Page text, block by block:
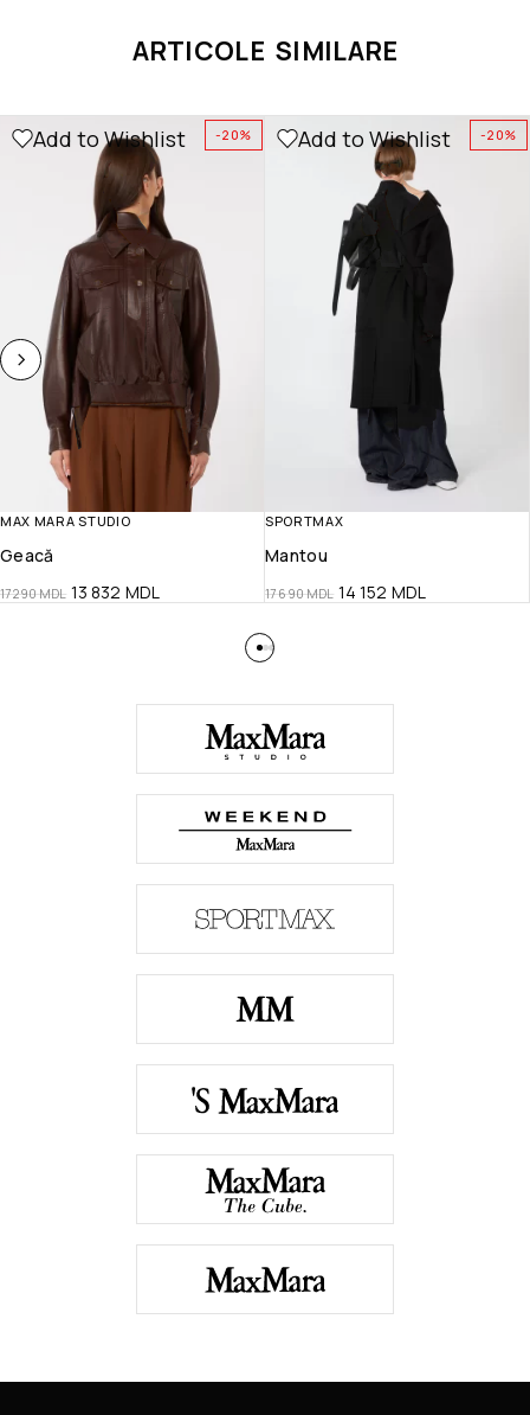
ARTICOLE SIMILARE
-20%
Add to Wishlist
MAX MARA STUDIO
Geacă
17 290MDL 13 832 MDL
-20%
Add to Wishlist
SPORTMAX
Mantou
17 690MDL 14 152 MDL